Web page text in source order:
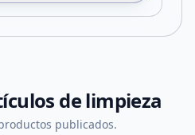
de limpieza
publicados.